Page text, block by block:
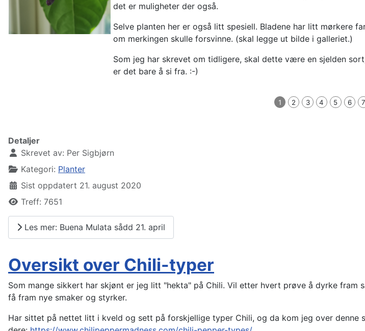
det er muligheter der også.
Selve planten her er også litt spesiell. Bladene har litt mørkere
om merkingen skulle forsvinne. (skal legge ut bilde i galleriet.)
Som jeg har skrevet om tidligere, skal dette være en sjelden
er det bare å si fra. :-)
1 2 3 4 5 6 7
Detaljer
Skrevet av: Per Sigbjørn
Kategori: Planter
Sist oppdatert 21. august 2020
Treff: 7651
Les mer: Buena Mulata sådd 21. april
Oversikt over Chili-typer
Som mange sikkert har skjønt er jeg litt "hekta" på Chili. Vil etter hvert prøve å dyrke
få fram nye smaker og styrker.
Har sittet på nettet litt i kveld og sett på forskjellige typer Chili, og da kom jeg over denne